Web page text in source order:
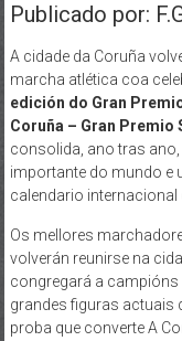
Publicado por:
A cidade da Coruña
marcha atlética coa
edición do Gran
Coruña – Gran Premio
consolida, ano tras
importante do mundo e
calendario internacional
Os mellores
volverán reunirse na
congregará a
grandes figuras actuais
proba que converte A